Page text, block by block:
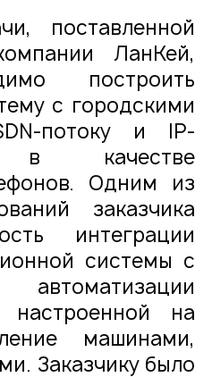
поставленной
ЛанКей,
построить
с городскими
потоку и IP-
в качестве
Одним из
заказчика
интеграции
системы с
настроенной на
машинами,
Заказчику было